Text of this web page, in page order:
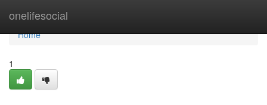
onelifesocial
Home
Home
1